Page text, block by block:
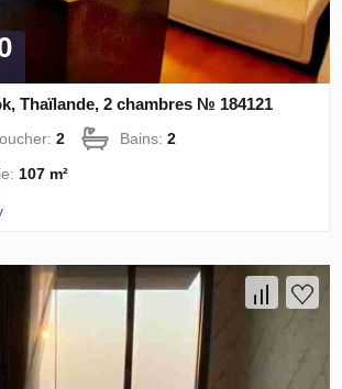
Thaïlande, 2 chambres № 184121
2 Bains:2
107 m²